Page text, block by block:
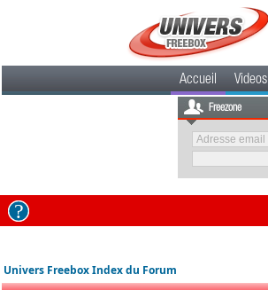
Accueil Videos
Freezone
Univers Freebox Index du Forum